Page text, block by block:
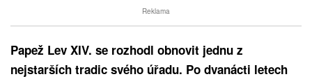
Reklama
Papež Lev XIV. se rozhodl obnovit jednu z
nejstarších tradic svého úřadu. Po dvanácti letech